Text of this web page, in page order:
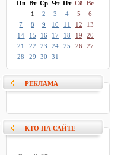
Пн Вт Ср Чт Пт Сб Вс
1
2 3 4 5
6
7
8 9 10 11 12
13
14
15 16 17 18 19
20
21
22 23 24 25 26 27
28
29 30 31
РЕКЛАМА
КТО НА САЙТЕ